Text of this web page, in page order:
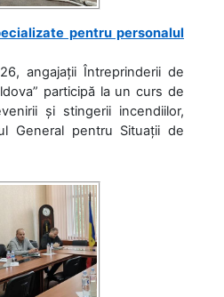
pentru personalul
angajații Întreprinderii de
participă la un curs de
și stingerii incendiilor,
General pentru Situații de